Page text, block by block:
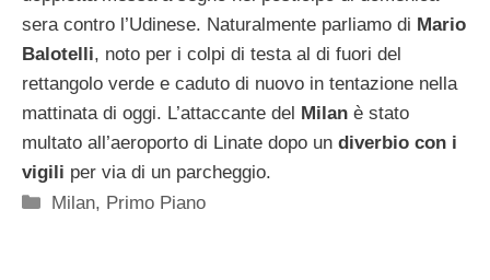
sera contro l’Udinese. Naturalmente parliamo di Mario
Balotelli, noto per i colpi di testa al di fuori del
rettangolo verde e caduto di nuovo in tentazione nella
mattinata di oggi. L’attaccante del Milan è stato
multato all’aeroporto di Linate dopo un diverbio con i
vigili per via di un parcheggio.
Categorie
Milan, Primo Piano